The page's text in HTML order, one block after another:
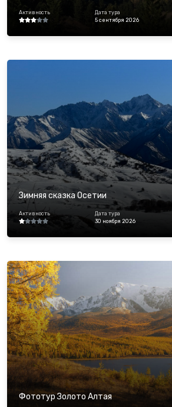
Активность
Дата тура
5 сентября 2026
Зимняя сказка Осетии
Активность
Дата тура
30 ноября 2026
Фототур Золото Алтая